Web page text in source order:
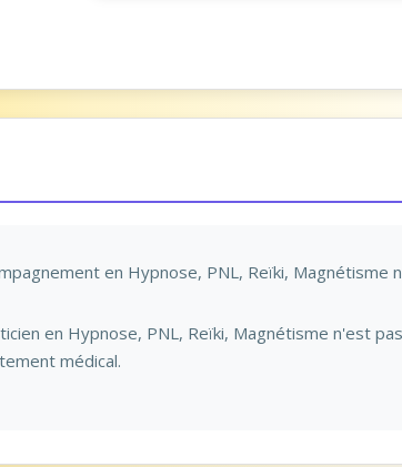
en Hypnose, PNL, Reïki, Magnétisme
en Hypnose, PNL, Reïki, Magnétisme n'est
médical.